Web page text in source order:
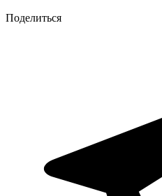
Поделиться